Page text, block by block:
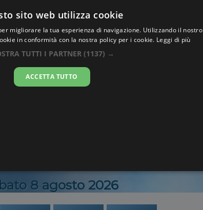
.co
Yomou
8 agosto 2026
sito web utilizza cookie
migliorare la tua esperienza di navigazione. Utilizzando il nostro
in conformità con la nostra policy per i cookie. Leggi di più
TUTTI I PARTNER (1137) →
ACCETTA TUTTO